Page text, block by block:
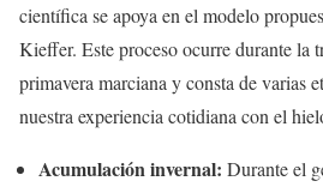
científica se apoya en el modelo
Kieffer. Este proceso ocurre durante la
primavera marciana y consta de varias
nuestra experiencia cotidiana con el
Acumulación invernal: Durante el